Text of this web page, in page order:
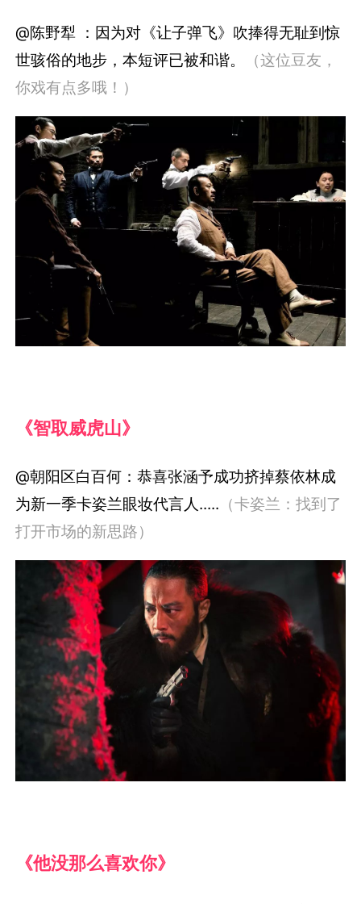
@陈野犁 ：因为对《让子弹飞》吹捧得无耻到惊
世骇俗的地步，本短评已被和谐。
（这位豆友，
你戏有点多哦！）
《智取威虎山》
@朝阳区白百何：恭喜张涵予成功挤掉蔡依林成
为新一季卡姿兰眼妆代言人..... （卡姿兰：找到了
打开市场的新思路）
《他没那么喜欢你》